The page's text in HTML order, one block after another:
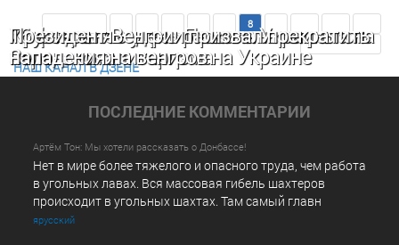
Хрустальное утро» Пашиняна: страна на
пороге тоталитаризма
16 февраля – день раскола Украины от
Зеленского
Президент Венгрии призвал прекратить
нападения на венгров на Украине
8
Последняя >>
НАШ КАНАЛ В ДЗЕНЕ
ПОСЛЕДНИE КОММЕНТАРИИ
Артём Тон: Мы хотели рассказать о Донбассе!
Нет в мире более тяжелого и опасного труда, чем работа
в угольных лавах. Вся массовая гибель шахтеров
происходит в угольных шахтах. Там самый главн
ярусский